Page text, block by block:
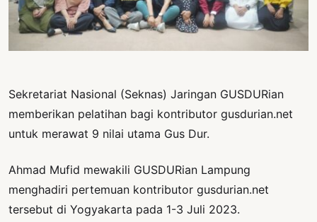
Sekretariat Nasional (Seknas) Jaringan GUSDURian
memberikan pelatihan bagi kontributor gusdurian.net
untuk merawat 9 nilai utama Gus Dur.
Ahmad Mufid mewakili GUSDURian Lampung
menghadiri pertemuan kontributor gusdurian.net
tersebut di Yogyakarta pada 1-3 Juli 2023.